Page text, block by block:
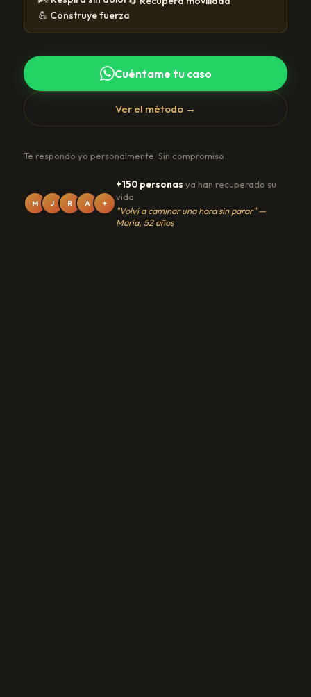
💪 Construye fuerza
Cuéntame tu caso
Ver el método →
Te respondo yo personalmente. Sin compromiso.
M J R A +
+150 personas ya han recuperado su
vida
"Volví a caminar una hora sin parar" —
María, 52 años